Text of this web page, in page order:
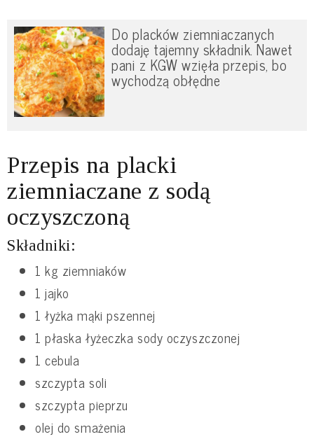
Do placków ziemniaczanych
dodaję tajemny składnik. Nawet
pani z KGW wzięła przepis, bo
wychodzą obłędne
Przepis na placki
ziemniaczane z sodą
oczyszczoną
Składniki:
1 kg ziemniaków
1 jajko
1 łyżka mąki pszennej
1 płaska łyżeczka sody oczyszczonej
1 cebula
szczypta soli
szczypta pieprzu
olej do smażenia